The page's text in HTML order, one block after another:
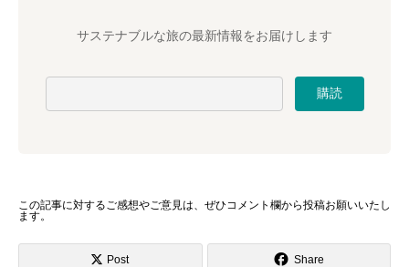
サステナブルな旅の最新情報をお届けします
この記事に対するご感想やご意見は、ぜひコメント欄から投稿お願いいたし
ます。
Post Share